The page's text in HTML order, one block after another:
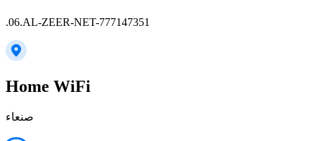
.06.AL-ZEER-NET-777147351
Home WiFi